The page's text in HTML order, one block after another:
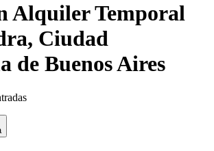
Alquiler Temporal
Ciudad
de Buenos Aires